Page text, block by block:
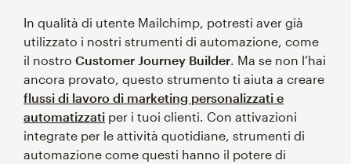
In qualità di utente Mailchimp, potresti aver già
utilizzato i nostri strumenti di automazione, come
il nostro Customer Journey Builder. Ma se non l’hai
ancora provato, questo strumento ti aiuta a creare
flussi di lavoro di marketing personalizzati e
automatizzati per i tuoi clienti. Con attivazioni
integrate per le attività quotidiane, strumenti di
automazione come questi hanno il potere di